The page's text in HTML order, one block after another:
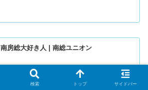
南房総大好き人 | 南総ユニオン
検索 トップ サイドバー